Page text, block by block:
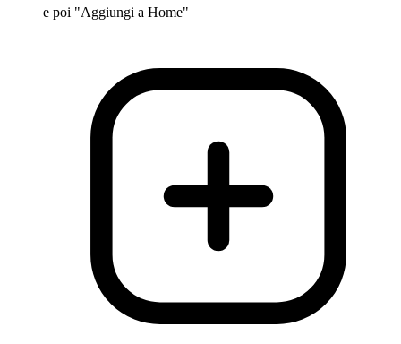
e poi "Aggiungi a Home"